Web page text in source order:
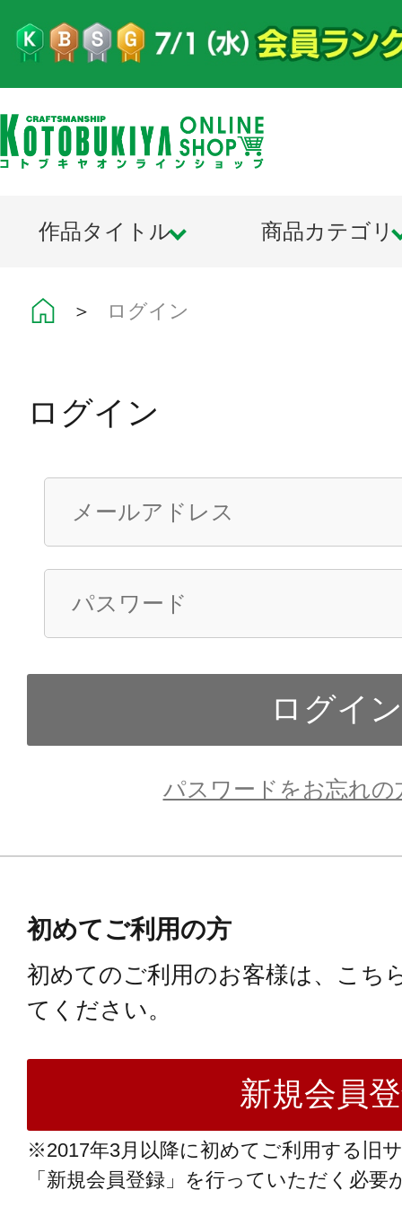
作品タイトル 商品カテゴリ
＞ ログイン
ログイン
パスワードをお忘れの
初めてご利用の方
初めてのご利用のお客様は、こち
てください。
※2017年3月以降に初めてご利用する旧
「新規会員登録」を行っていただく必要